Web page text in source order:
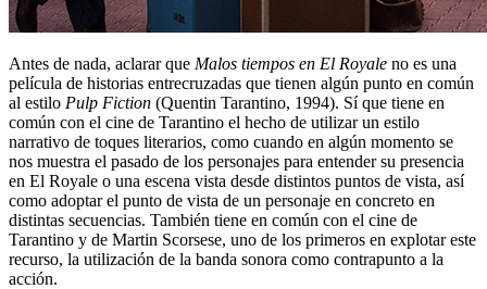
Antes de nada, aclarar que Malos tiempos en El Royale no es una
película de historias entrecruzadas que tienen algún punto en común
al estilo Pulp Fiction (Quentin Tarantino, 1994). Sí que tiene en
común con el cine de Tarantino el hecho de utilizar un estilo
narrativo de toques literarios, como cuando en algún momento se
nos muestra el pasado de los personajes para entender su presencia
en El Royale o una escena vista desde distintos puntos de vista, así
como adoptar el punto de vista de un personaje en concreto en
distintas secuencias. También tiene en común con el cine de
Tarantino y de Martin Scorsese, uno de los primeros en explotar este
recurso, la utilización de la banda sonora como contrapunto a la
acción.